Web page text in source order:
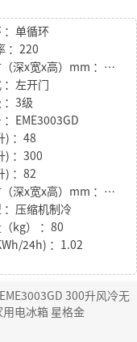
：单循环
：220
产品尺寸（深x宽x高）mm ：665×635×1870
：左开门
：3级
EME3003GD
) ：48
) ：300
) ：82
包装尺寸（深x宽x高）mm ：720*680*1940
：压缩机制冷
kg） ：80
24h) ：1.02
300升风冷无
电冰箱 星格金